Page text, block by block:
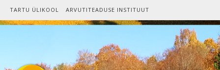
Skip to content
TARTU ÜLIKOOL ARVUTITEADUSE INSTITUUT